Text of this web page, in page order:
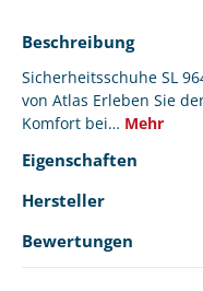
Beschreibung
Sicherheitsschuhe SL
von Atlas Erleben Sie
Komfort bei… Mehr
Eigenschaften
Hersteller
Bewertungen